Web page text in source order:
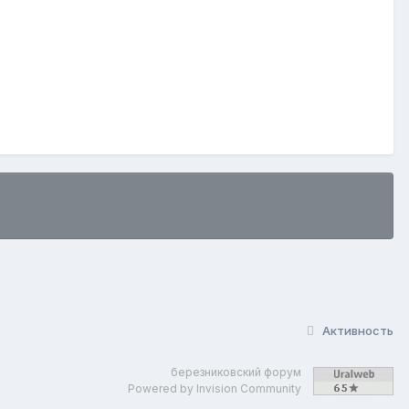
Активность
березниковский форум
Powered by Invision Community